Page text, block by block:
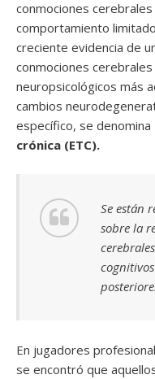
conmociones
comportamiento
creciente evidencia de
conmociones
neuropsicológicos más
cambios
específico, se denomina
crónica (ETC).
Se están
sobre la
En jugadores
se encontró que